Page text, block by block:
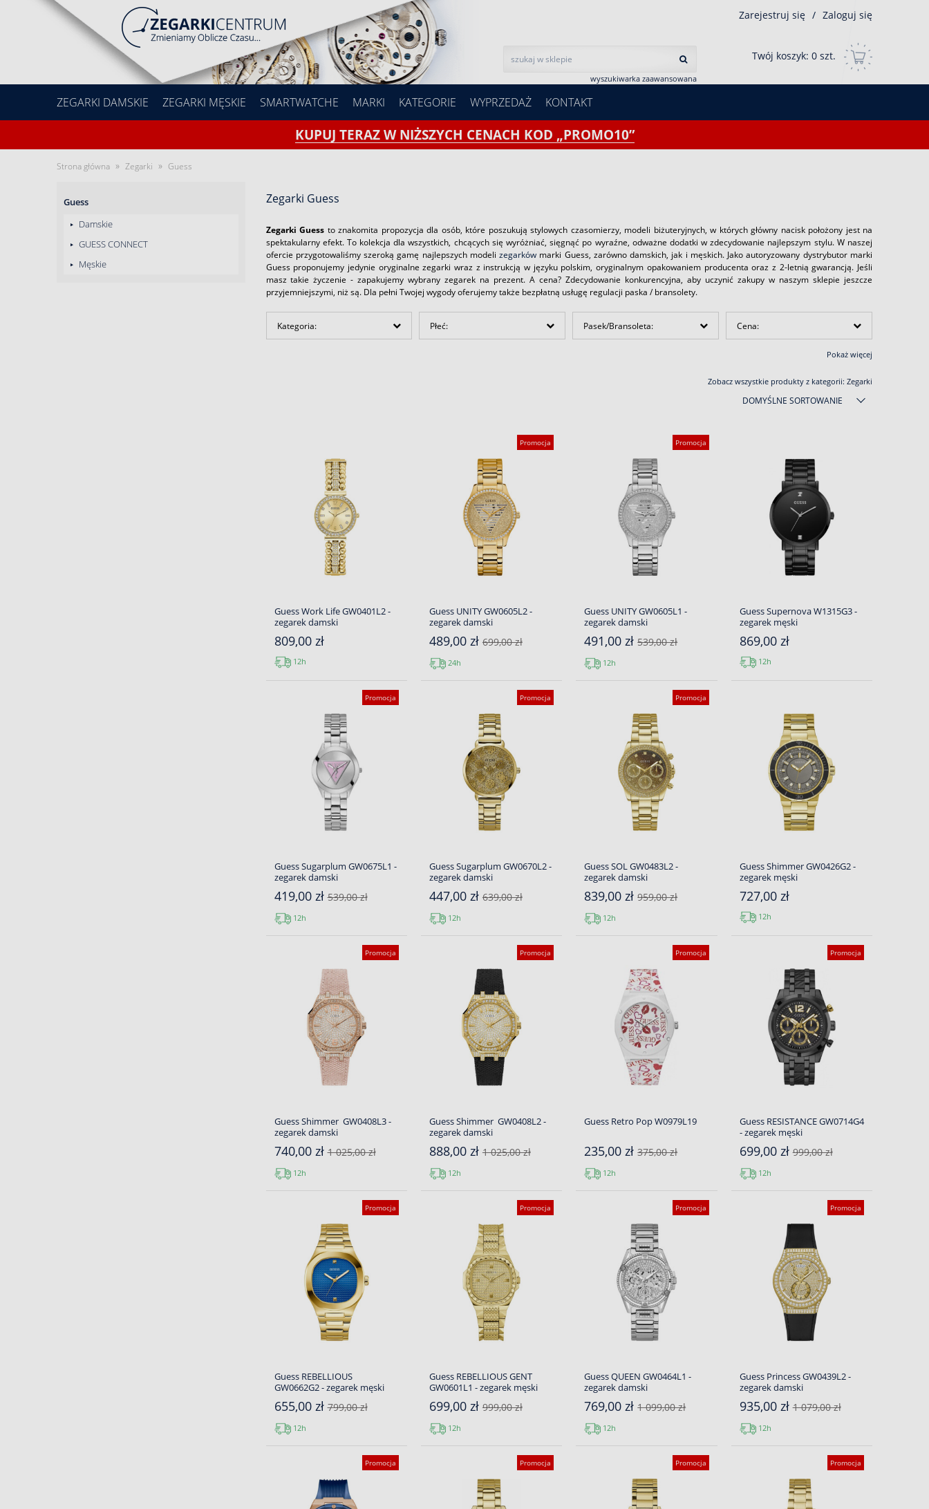
wyszukiwarka zaawansowana
Zarejestruj się / Zaloguj się
Twój koszyk: 0 szt.
ZEGARKI DAMSKIE ZEGARKI MĘSKIE SMARTWATCHE MARKI KATEGORIE WYPRZEDAŻ KONTAKT
KUPUJ TERAZ W NIŻSZYCH CENACH KOD „PROMO10”
Strona główna » Zegarki » Guess
Guess
Damskie
GUESS CONNECT
Męskie
Zegarki Guess
Zegarki Guess to znakomita propozycja dla osób, które poszukują stylowych czasomierzy, modeli biżuteryjnych, w których główny nacisk położony jest na
spektakularny efekt. To kolekcja dla wszystkich, chcących się wyróżniać, sięgnąć po wyraźne, odważne dodatki w zdecydowanie najlepszym stylu. W naszej
ofercie przygotowaliśmy szeroką gamę najlepszych modelizegarków marki Guess, zarówno damskich, jak i męskich. Jako autoryzowany dystrybutor marki
Guess proponujemy jedynie oryginalne zegarki wraz z instrukcją w języku polskim, oryginalnym opakowaniem producenta oraz z 2-letnią gwarancją. Jeśli
masz takie życzenie - zapakujemy wybrany zegarek na prezent. A cena? Zdecydowanie konkurencyjna, aby uczynić zakupy w naszym sklepie jeszcze
przyjemniejszymi, niż są. Dla pełni Twojej wygody oferujemy także bezpłatną usługę regulacji paska / bransolety.
Kategoria: Płeć: Pasek/Bransoleta: Cena:
Pokaż więcej
Zobacz wszystkie produkty z kategorii: Zegarki
DOMYŚLNE SORTOWANIE
Guess Work Life GW0401L2 -
zegarek damski
809,00 zł
12h
Promocja
Guess UNITY GW0605L2 -
zegarek damski
489,00 zł 699,00 zł
24h
Promocja
Guess UNITY GW0605L1 -
zegarek damski
491,00 zł539,00 zł
12h
Guess Supernova W1315G3 -
zegarek męski
869,00 zł
12h
Promocja
Guess Sugarplum GW0675L1 -
zegarek damski
419,00 zł539,00 zł
12h
Promocja
Guess Sugarplum GW0670L2 -
zegarek damski
447,00 zł 639,00 zł
12h
Promocja
Guess SOL GW0483L2 -
zegarek damski
839,00 zł959,00 zł
12h
Guess Shimmer GW0426G2 -
zegarek męski
727,00 zł
12h
Promocja
Guess Shimmer GW0408L3 -
zegarek damski
740,00 zł1 025,00 zł
12h
Promocja
Guess Shimmer GW0408L2 -
zegarek damski
888,00 zł 1 025,00 zł
12h
Promocja
Guess Retro Pop W0979L19
235,00 zł375,00 zł
12h
Promocja
Guess RESISTANCE GW0714G4
- zegarek męski
699,00 zł999,00 zł
12h
Promocja
Guess REBELLIOUS
GW0662G2 - zegarek męski
655,00 zł799,00 zł
12h
Promocja
Guess REBELLIOUS GENT
GW0601L1 - zegarek męski
699,00 zł 999,00 zł
12h
Promocja
Guess QUEEN GW0464L1 -
zegarek damski
769,00 zł1 099,00 zł
12h
Promocja
Guess Princess GW0439L2 -
zegarek damski
935,00 zł1 079,00 zł
12h
Promocja Promocja Promocja Promocja